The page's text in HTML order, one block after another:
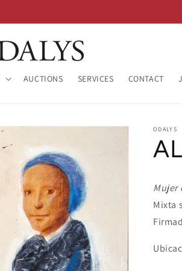
AUCTIONS SERVICES CONTACT
ODALYS
Mujer
Mixta